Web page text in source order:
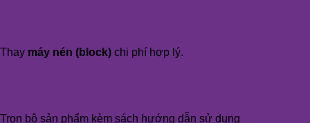
Thay máy nén (block) chi phí hợp lý.
Trọn bộ sản phẩm kèm sách hướng dẫn sử dụng